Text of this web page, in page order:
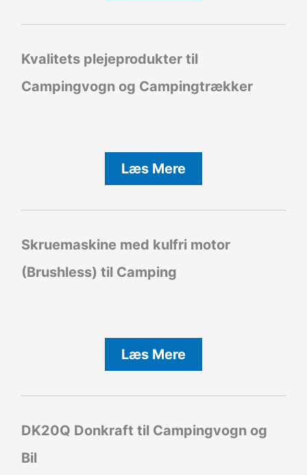
Kvalitets plejeprodukter til
Campingvogn og Campingtrækker
Læs Mere
Skruemaskine med kulfri motor
(Brushless) til Camping
Læs Mere
DK20Q Donkraft til Campingvogn og
Bil